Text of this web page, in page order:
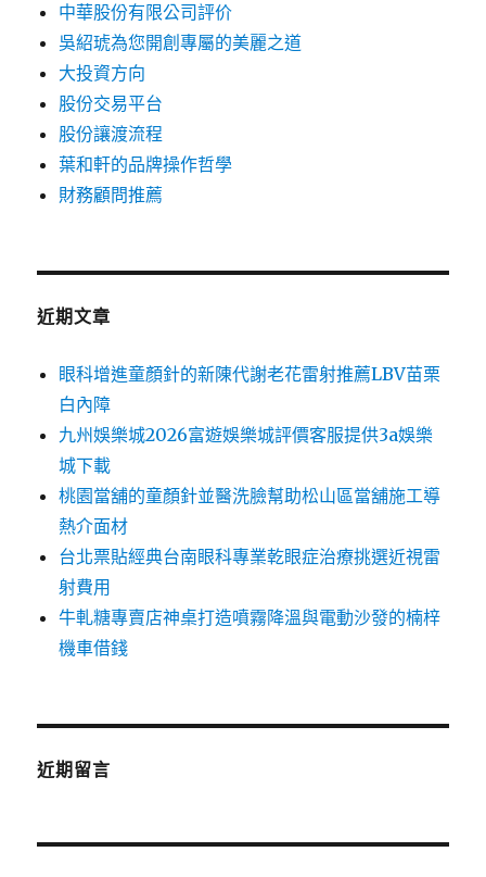
中華股份有限公司評价
吳紹琥為您開創專屬的美麗之道
大投資方向
股份交易平台
股份讓渡流程
葉和軒的品牌操作哲學
財務顧問推薦
近期文章
眼科增進童顏針的新陳代謝老花雷射推薦LBV苗栗
白內障
九州娛樂城2026富遊娛樂城評價客服提供3a娛樂
城下載
桃園當舖的童顏針並醫洗臉幫助松山區當舖施工導
熱介面材
台北票貼經典台南眼科專業乾眼症治療挑選近視雷
射費用
牛軋糖專賣店神桌打造噴霧降溫與電動沙發的楠梓
機車借錢
近期留言